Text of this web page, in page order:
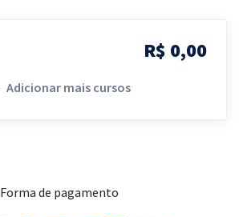
R$ 0,00
Adicionar mais cursos
Forma de pagamento